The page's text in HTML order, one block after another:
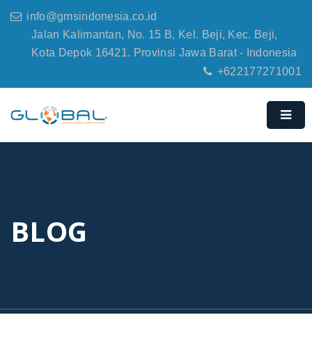
info@gmsindonesia.co.id
Jalan Kalimantan, No. 15 B, Kel. Beji, Kec. Beji,
Kota Depok 16421. Provinsi Jawa Barat - Indonesia
+622177271001
BLOG